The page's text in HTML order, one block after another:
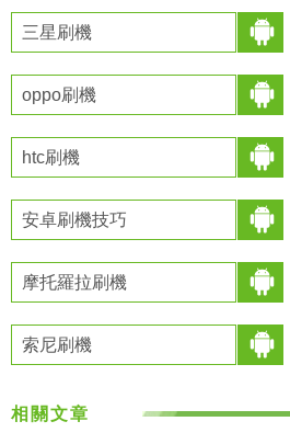
三星刷機
oppo刷機
htc刷機
安卓刷機技巧
摩托羅拉刷機
索尼刷機
相關文章